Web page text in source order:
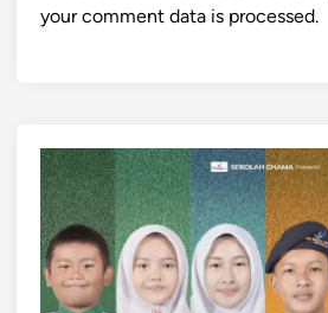
your comment data is processed.